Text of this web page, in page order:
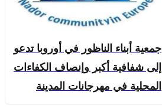
جمعية أبناء الناظور في أوروبا تدعو
إلى شفافية أكبر وإنصاف الكفاءات
المحلية في مهرجانات المدينة